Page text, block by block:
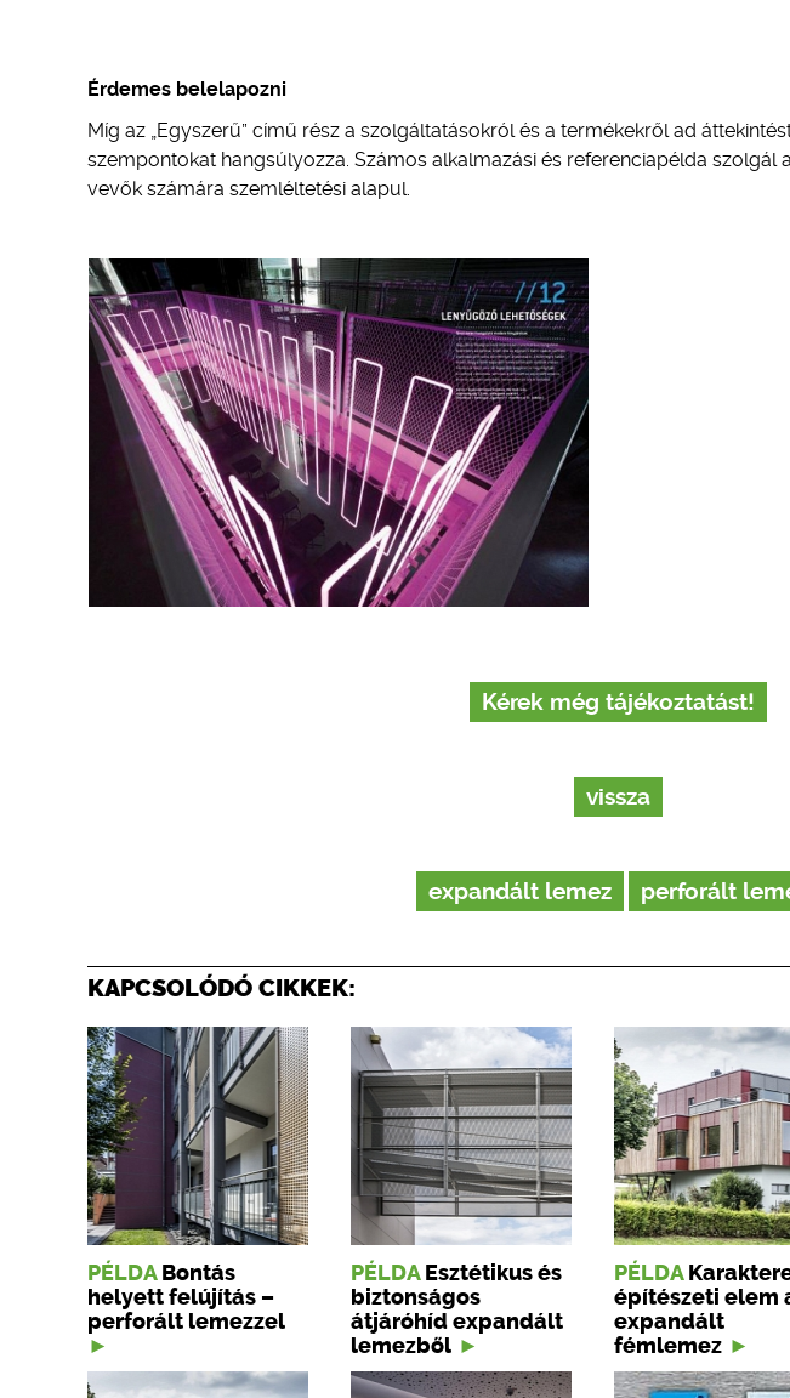
Érdemes belelapozni
Míg az „Egyszerű” című rész a szolgáltatásokról és a termékekről ad
szempontokat hangsúlyozza. Számos alkalmazási és referenciapélda
vevők számára szemléltetési alapul.
Kérek még tájékoztatást!
vissza
expandált lemez perforált
KAPCSOLÓDÓ CIKKEK:
PÉLDA Bontás
helyett felújítás –
perforált lemezzel
PÉLDA Esztétikus és
biztonságos
átjáróhíd expandált
lemezből
PÉLDA
építészeti elem
expandált
fémlemez